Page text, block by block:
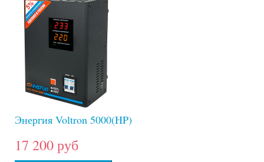
Энергия Voltron 5000(HP)
17 200 руб